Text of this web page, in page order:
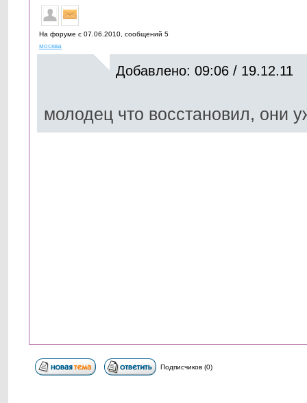
На форуме с 07.06.2010, cообщений 5
москва
Добавлено: 09:06 / 19.12.11
молодец что восстановил, они
Подписчиков (0)